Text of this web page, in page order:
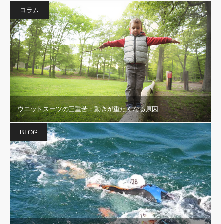
コラム
ウエットスーツの三重苦：動きが重たくなる原因
BLOG